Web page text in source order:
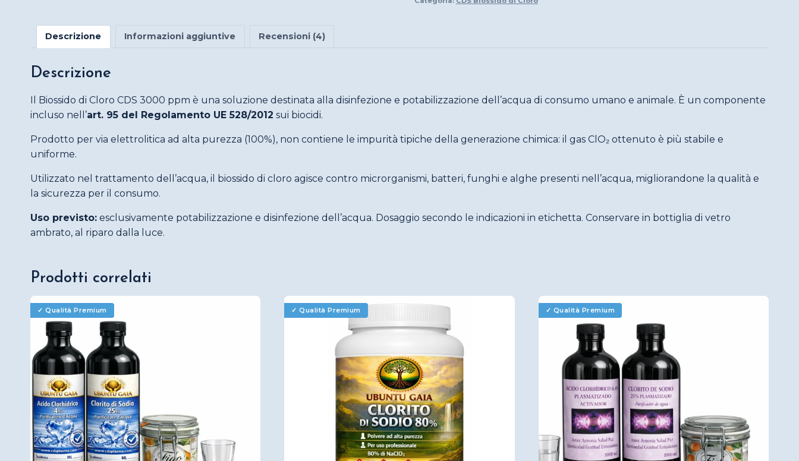
Descrizione Informazioni aggiuntive Recensioni (4)
Descrizione
Il Biossido di Cloro CDS 3000 ppm è una soluzione destinata alla disinfezione e potabilizzazione dell’acqua di consumo umano e animale. È un componente
incluso nell’art. 95 del Regolamento UE 528/2012 sui biocidi.
Prodotto per via elettrolitica ad alta purezza (100%), non contiene le impurità tipiche della generazione chimica: il gas ClO₂ ottenuto è più stabile e
uniforme.
Utilizzato nel trattamento dell’acqua, il biossido di cloro agisce contro microrganismi, batteri, funghi e alghe presenti nell’acqua, migliorandone la qualità e
la sicurezza per il consumo.
Uso previsto: esclusivamente potabilizzazione e disinfezione dell’acqua. Dosaggio secondo le indicazioni in etichetta. Conservare in bottiglia di vetro
ambrato, al riparo dalla luce.
Prodotti correlati